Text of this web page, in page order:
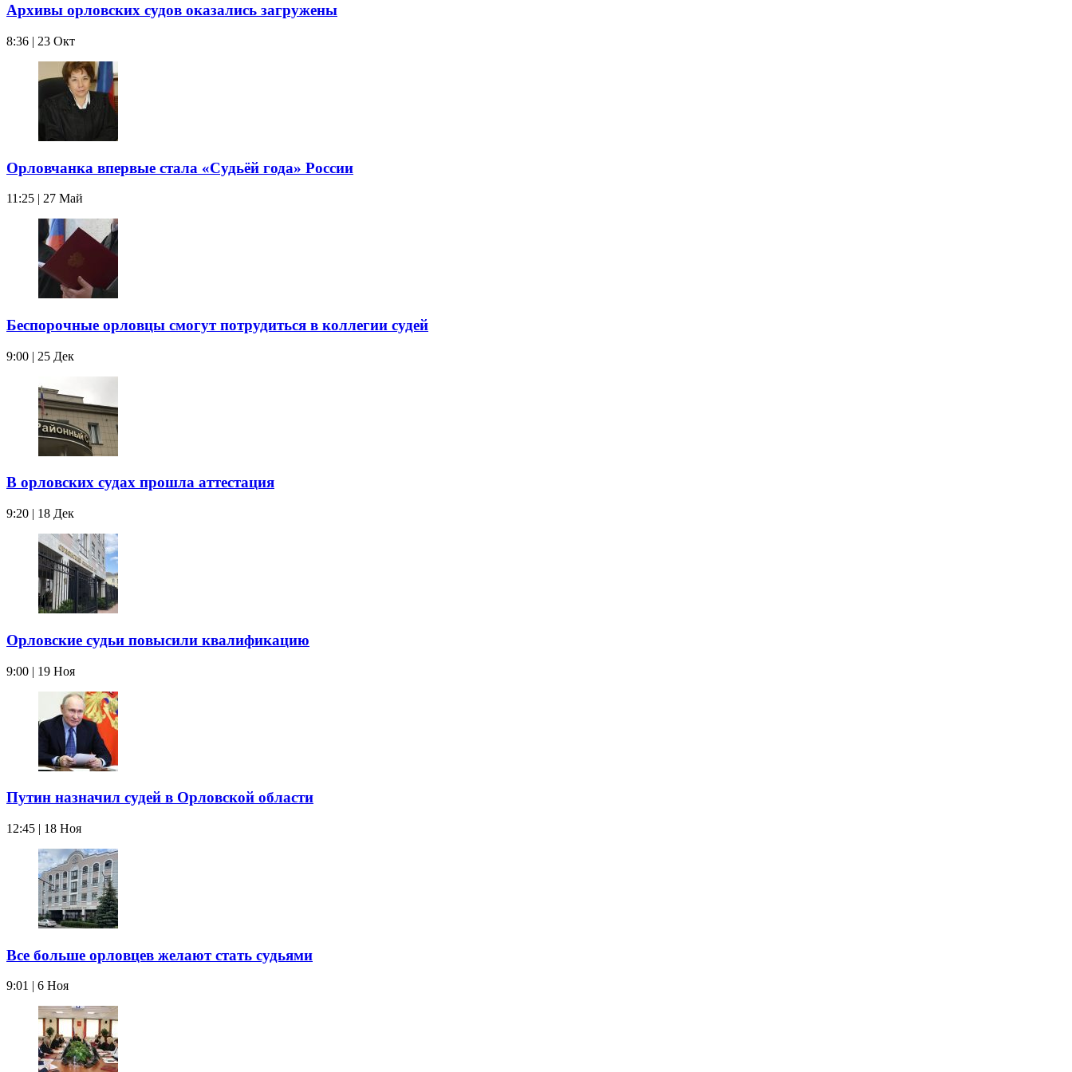
Архивы орловских судов оказались загружены
8:36 | 23 Окт
Орловчанка впервые стала «Судьёй года» России
11:25 | 27 Май
Беспорочные орловцы смогут потрудиться в коллегии судей
9:00 | 25 Дек
В орловских судах прошла аттестация
9:20 | 18 Дек
Орловские судьи повысили квалификацию
9:00 | 19 Ноя
Путин назначил судей в Орловской области
12:45 | 18 Ноя
Все больше орловцев желают стать судьями
9:01 | 6 Ноя